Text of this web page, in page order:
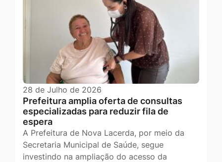
28 de Julho de 2026
Prefeitura amplia oferta de consultas
especializadas para reduzir fila de
espera
A Prefeitura de Nova Lacerda, por meio da
Secretaria Municipal de Saúde, segue
investindo na ampliação do acesso da